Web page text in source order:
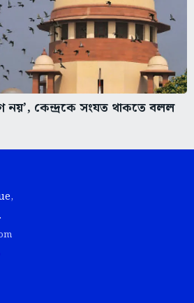
নয়’, কেন্দ্রকে সংযত থাকতে বলল